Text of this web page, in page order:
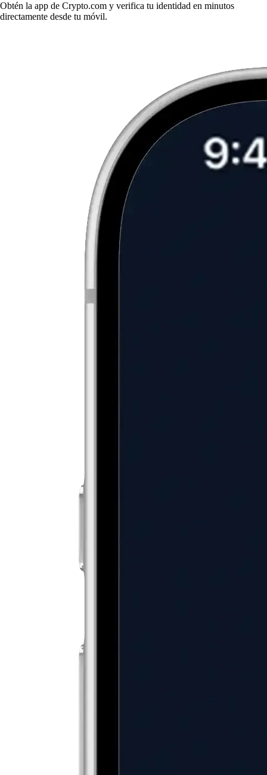
Obtén la app de Crypto.com y verifica tu identidad en minutos
directamente desde tu móvil.